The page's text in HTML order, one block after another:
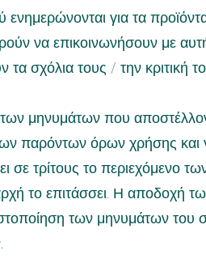
για τα
να επικοινωνήσουν με
σχόλια τους / την κριτική
μηνυμάτων που
παρόντων όρων χρήσης και
σε τρίτους το περιεχόμενο
το επιτάσσει. Η αποδοχή
των μηνυμάτων του